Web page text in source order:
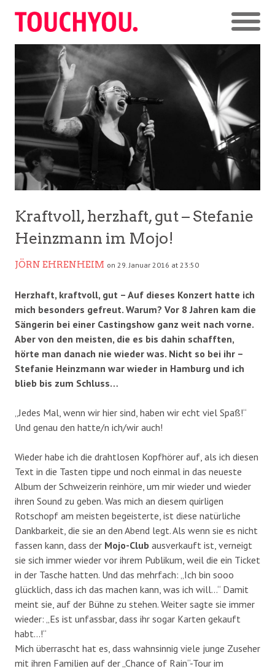
Kraftvoll, herzhaft, gut – Stefanie
Heinzmann im Mojo!
JÖRN EHRENHEIM on 29. Januar 2016 at 23:50
Herzhaft, kraftvoll, gut – Auf dieses Konzert hatte ich
mich besonders gefreut. Warum? Vor 8 Jahren kam die
Sängerin bei einer Castingshow ganz weit nach vorne.
Aber von den meisten, die es bis dahin schafften,
hörte man danach nie wieder was. Nicht so bei ihr –
Stefanie Heinzmann war wieder in Hamburg und ich
blieb bis zum Schluss…
„Jedes Mal, wenn wir hier sind, haben wir echt viel Spaß!“
Und genau den hatte/n ich/wir auch!
Wieder habe ich die drahtlosen Kopfhörer auf, als ich diesen
Text in die Tasten tippe und noch einmal in das neueste
Album der Schweizerin reinhöre, um mir wieder und wieder
ihren Sound zu geben. Was mich an diesem quirligen
Rotschopf am meisten begeisterte, ist diese natürliche
Dankbarkeit, die sie an den Abend legt. Als wenn sie es nicht
fassen kann, dass der Mojo-Club ausverkauft ist, verneigt
sie sich immer wieder vor ihrem Publikum, weil die ein Ticket
in der Tasche hatten. Und das mehrfach: „Ich bin sooo
glücklich, dass ich das machen kann, was ich will…“ Damit
meint sie, auf der Bühne zu stehen. Weiter sagte sie immer
wieder: „Es ist unfassbar, dass ihr sogar Karten gekauft
habt…!“
Mich überrascht hat es, dass wahnsinnig viele junge Zuseher
mit ihren Familien auf der „Chance of Rain“-Tour im